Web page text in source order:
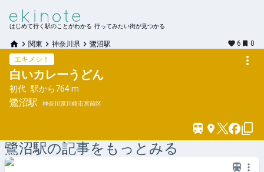
はじめて行く駅のことがわかる 行ってみたい街が見つかる
関東 神奈川県 鷺沼駅 6
0
エキメシ！
白いカレーうどん
初代 駅から764 m
鷺沼駅 神奈川県川崎市宮前区
鷺沼駅の記事をもっとみる